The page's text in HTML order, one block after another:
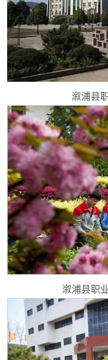
溆浦县
溆浦县职